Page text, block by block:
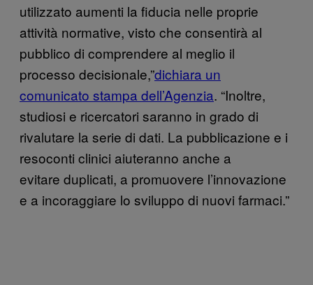
utilizzato aumenti la fiducia nelle proprie
attività normative, visto che consentirà al
pubblico di comprendere al meglio il
processo decisionale,”dichiara un
comunicato stampa dell’Agenzia. “Inoltre,
studiosi e ricercatori saranno in grado di
rivalutare la serie di dati. La pubblicazione e i
resoconti clinici aiuteranno anche a
evitare duplicati, a promuovere l’innovazione
e a incoraggiare lo sviluppo di nuovi farmaci.”